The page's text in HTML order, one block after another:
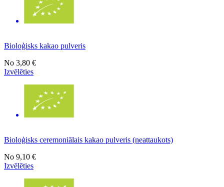
Bioloģisks kakao pulveris
No 3,80 €
Izvēlēties
Bioloģisks ceremoniālais kakao pulveris (neattaukots)
No 9,10 €
Izvēlēties